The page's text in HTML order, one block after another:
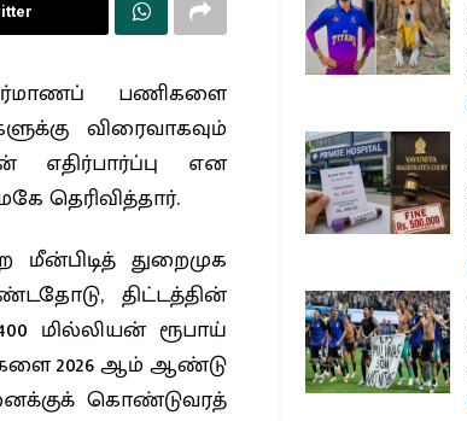
பணிகளை
விரைவாகவும்
எதிர்பார்ப்பு என
தெரிவித்தார்.
துறைமுக
திட்டத்தின்
மில்லியன் ரூபாய்
2026 ஆம் ஆண்டு
கொண்டுவரத்